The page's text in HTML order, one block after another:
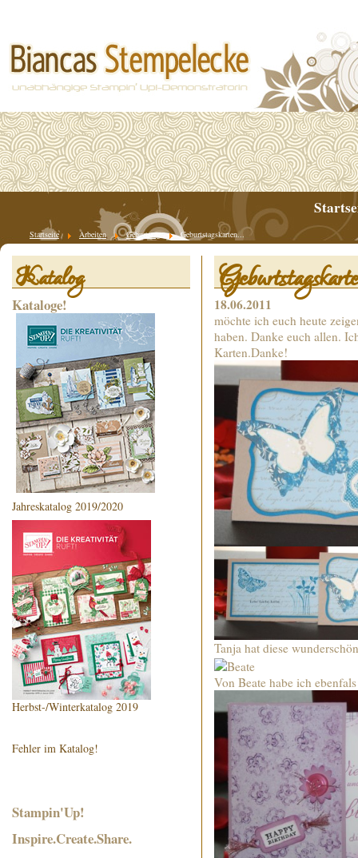
Startseite Arbeiten Geburtstag Geburtstagskarten...
Katalog
Kataloge!
Jahreskatalog 2019/2020
Herbst-/Winterkatalog 2019
Fehler im Katalog!
Stampin'Up!
Inspire.Create.Share.
18.06.2011
möchte ich euch heute
haben. Danke euch allen.
Karten.Danke!
Tanja hat diese
Von Beate habe ich